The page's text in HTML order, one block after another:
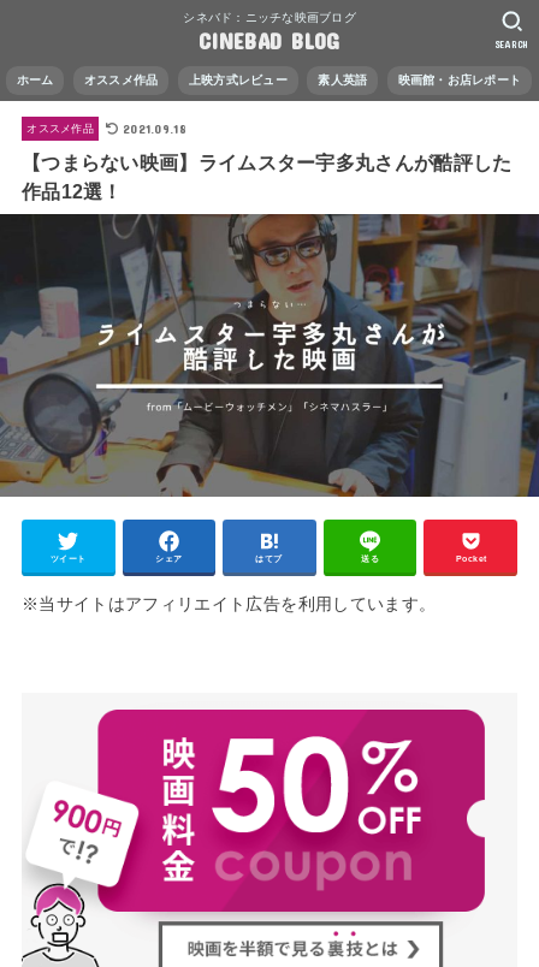
シネバド：ニッチな映画ブログ
CINEBAD BLOG
ホーム オススメ作品 上映方式レビュー 素人英語 映画館・お店レポート
SEARCH
オススメ作品 2021.09.18
【つまらない映画】ライムスター宇多丸さんが酷評した
作品12選！
ツイート シェア はてブ 送る Pocket
※当サイトはアフィリエイト広告を利用しています。